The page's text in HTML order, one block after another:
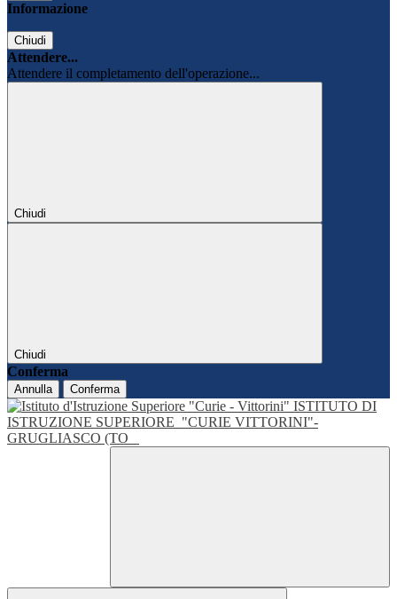
Informazione
Chiudi
Attendere...
Attendere il completamento dell'operazione...
Chiudi
Chiudi
Conferma
Annulla Conferma
ISTITUTO DI
ISTRUZIONE SUPERIORE "CURIE VITTORINI"-
GRUGLIASCO (TO